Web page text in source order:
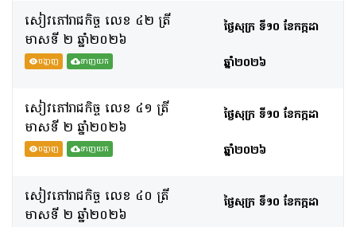
សៀវភៅរាជកិច្ច លេខ ៤២ ត្រី
មាសទី​ ២ ឆ្នាំ២០២៦
បង្ហាញ ទាញយក
ថ្ងៃសុក្រ ទី១០ ខែកក្កដា
ឆ្នាំ២០២៦
សៀវភៅរាជកិច្ច លេខ ៤១ ត្រី
មាសទី​ ២ ឆ្នាំ២០២៦
បង្ហាញ ទាញយក
ថ្ងៃសុក្រ ទី១០ ខែកក្កដា
ឆ្នាំ២០២៦
សៀវភៅរាជកិច្ច លេខ ៤០ ត្រី
មាសទី​ ២ ឆ្នាំ២០២៦
ថ្ងៃសុក្រ ទី១០ ខែកក្កដា